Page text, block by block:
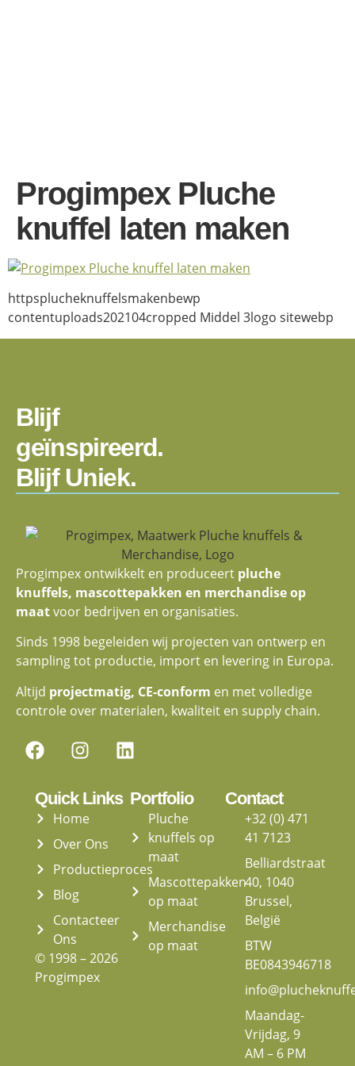
Progimpex Pluche
knuffel laten maken
httpsplucheknuffelsmakenbewp
contentuploads202104cropped Middel 3logo sitewebp
Blijf
geïnspireerd.
Blijf Uniek.
Progimpex ontwikkelt en produceert pluche
knuffels, mascottepakken en merchandise op
maatvoor bedrijven en organisaties.
Sinds 1998 begeleiden wij projecten van ontwerp en
sampling tot productie, import en levering in Europa.
Altijd projectmatig, CE-conform en met volledige
controle over materialen, kwaliteit en supply chain.
Quick Links
Home
Over Ons
Productieproces
Blog
Contacteer
Ons
© 1998 – 2026
Progimpex
Portfolio
Pluche
knuffels op
maat
Mascottepakken
op maat
Merchandise
op maat
Contact
+32 (0) 471
41 7123
Belliardstraat
40, 1040
Brussel,
België
BTW
BE0843946718
Maandag-
Vrijdag, 9
AM – 6 PM